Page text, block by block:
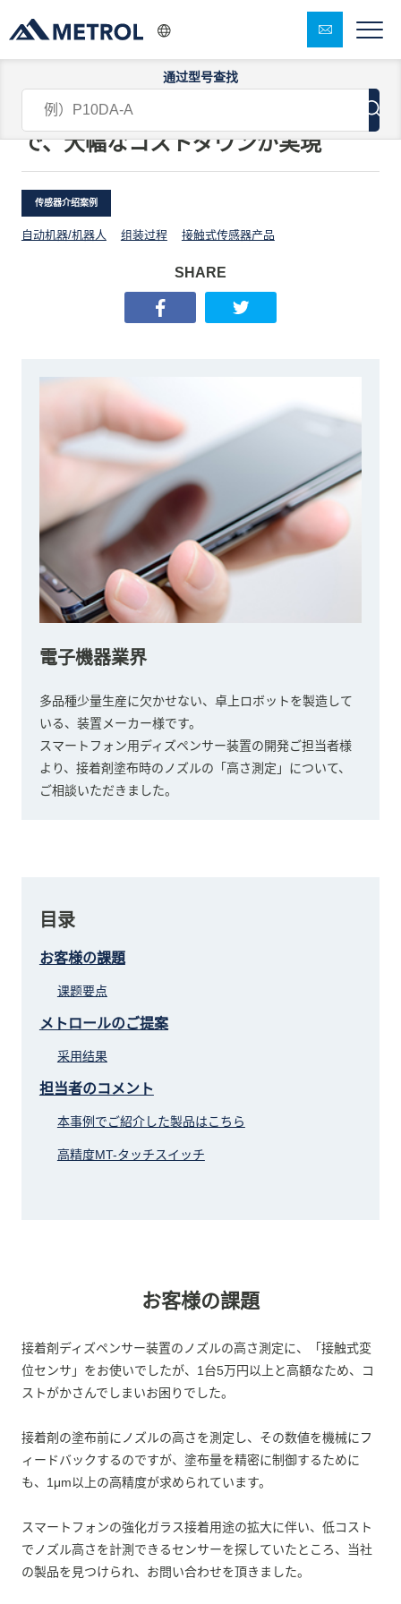
通过型号查找
接触式変位センサからの置き換え
で、大幅なコストダウンが実現
传感器介绍案例
自动机器/机器人 组装过程 接触式传感器产品
SHARE
電子機器業界
多品種少量生産に欠かせない、卓上ロボットを製造して
いる、装置メーカー様です。
スマートフォン用ディズペンサー装置の開発ご担当者様
より、接着剤塗布時のノズルの「高さ測定」について、
ご相談いただきました。
目录
お客様の課題
课题要点
メトロールのご提案
采用结果
担当者のコメント
本事例でご紹介した製品はこちら
高精度MT-タッチスイッチ
お客様の課題
接着剤ディズペンサー装置のノズルの高さ測定に、「接触式変
位センサ」をお使いでしたが、1台5万円以上と高額なため、コ
ストがかさんでしまいお困りでした。
接着剤の塗布前にノズルの高さを測定し、その数値を機械にフ
ィードバックするのですが、塗布量を精密に制御するために
も、1μm以上の高精度が求められています。
スマートフォンの強化ガラス接着用途の拡大に伴い、低コスト
でノズル高さを計測できるセンサーを探していたところ、当社
の製品を見つけられ、お問い合わせを頂きました。